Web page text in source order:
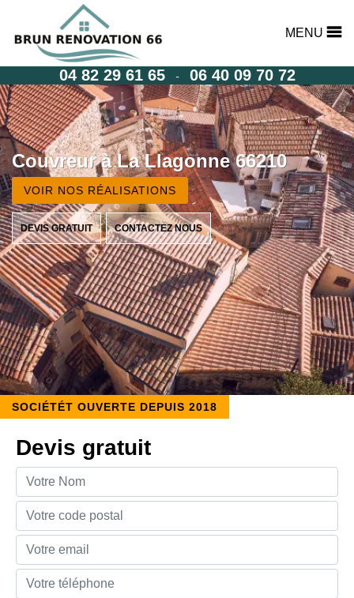
MENU
04 82 29 61 65 - 06 40 09 70 72
Couvreur à La Llagonne 66210
VOIR NOS RÉALISATIONS
DEVIS GRATUIT CONTACTEZ NOUS
SOCIÉTÉT OUVERTE DEPUIS 2018
Devis gratuit